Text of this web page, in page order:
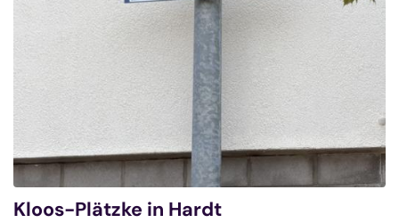
Kloos-Plätzke in Hardt